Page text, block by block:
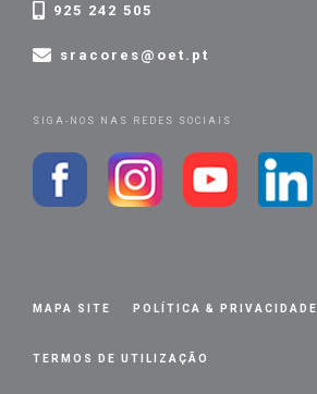
925 242 505
sracores@oet.pt
SIGA-NOS NAS REDES SOCIAIS
MAPA SITE POLÍTICA & PRIVACIDADE
TERMOS DE UTILIZAÇÃO